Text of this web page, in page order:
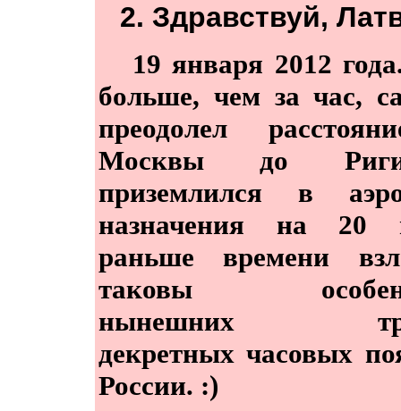
2. Здравствуй,
19 января 2012
больше, чем за час,
преодолел
Москвы до
приземлился в
назначения на 20
раньше времени
таковы
нынешних
декретных часовых
России. :)